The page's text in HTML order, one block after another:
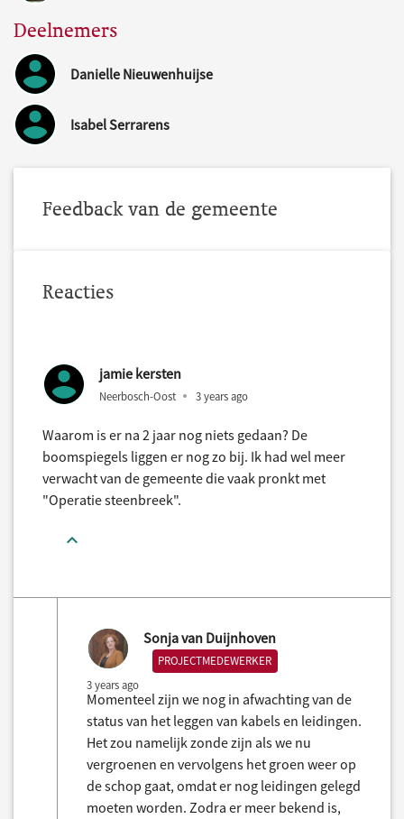
Deelnemers
Danielle Nieuwenhuijse
Isabel Serrarens
Feedback van de gemeente
Reacties
jamie kersten
Neerbosch-Oost 3 years ago
Waarom is er na 2 jaar nog niets gedaan? De
boomspiegels liggen er nog zo bij. Ik had wel meer
verwacht van de gemeente die vaak pronkt met
"Operatie steenbreek".
Sonja van Duijnhoven
PROJECTMEDEWERKER
3 years ago
Momenteel zijn we nog in afwachting van de
status van het leggen van kabels en leidingen.
Het zou namelijk zonde zijn als we nu
vergroenen en vervolgens het groen weer op
de schop gaat, omdat er nog leidingen gelegd
moeten worden. Zodra er meer bekend is,